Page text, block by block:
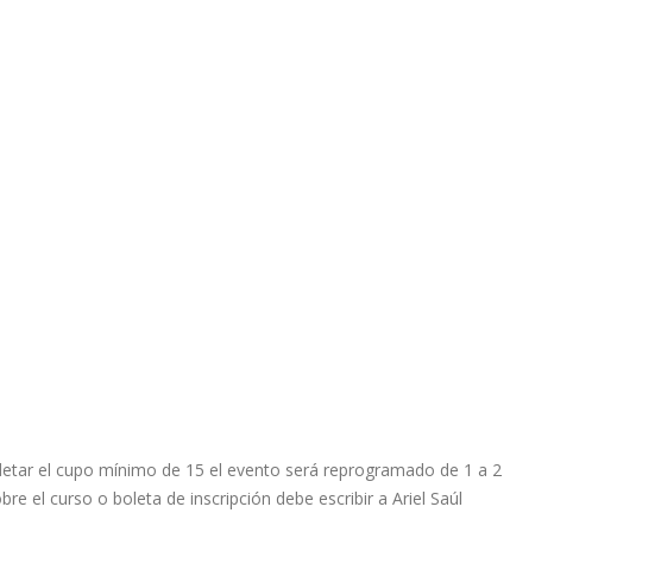
el cupo mínimo de 15 el evento será reprogramado de 1 a 2
el curso o boleta de inscripción debe escribir a Ariel Saúl